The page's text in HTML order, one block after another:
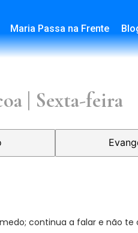
Maria Passa na Frente
| Sexta-feira
continua a falar e não te